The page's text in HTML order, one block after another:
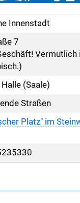
Innenstadt
7
(Saale)
Straßen
Platz" im